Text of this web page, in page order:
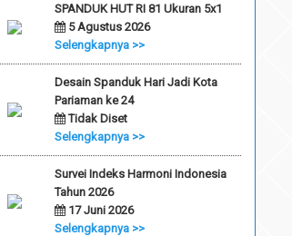
SPANDUK HUT RI 81 Ukuran 5x1
5 Agustus 2026
Selengkapnya >>
Desain Spanduk Hari Jadi Kota
Pariaman ke 24
Tidak Diset
Selengkapnya >>
Survei Indeks Harmoni Indonesia
Tahun 2026
17 Juni 2026
Selengkapnya >>